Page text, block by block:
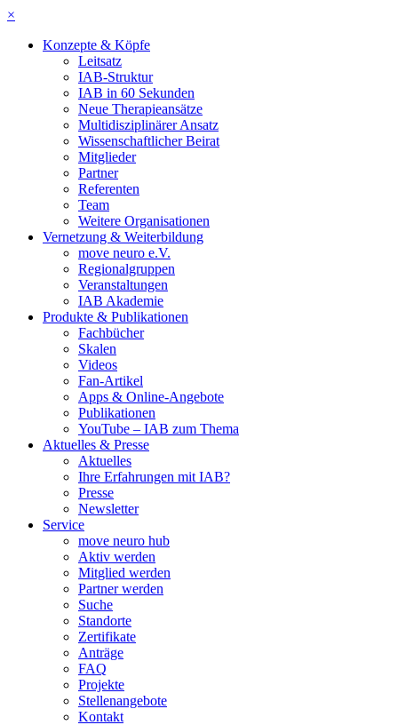
×
Konzepte & Köpfe
Leitsatz
IAB-Struktur
IAB in 60 Sekunden
Neue Therapieansätze
Multidisziplinärer Ansatz
Wissenschaftlicher Beirat
Mitglieder
Partner
Referenten
Team
Weitere Organisationen
Vernetzung & Weiterbildung
move neuro e.V.
Regionalgruppen
Veranstaltungen
IAB Akademie
Produkte & Publikationen
Fachbücher
Skalen
Videos
Fan-Artikel
Apps & Online-Angebote
Publikationen
YouTube – IAB zum Thema
Aktuelles & Presse
Aktuelles
Ihre Erfahrungen mit IAB?
Presse
Newsletter
Service
move neuro hub
Aktiv werden
Mitglied werden
Partner werden
Suche
Standorte
Zertifikate
Anträge
FAQ
Projekte
Stellenangebote
Kontakt